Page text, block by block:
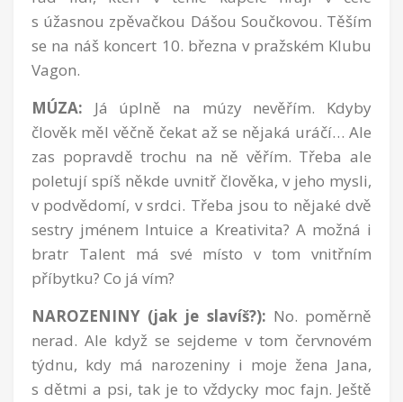
s úžasnou zpěvačkou Dášou Součkovou. Těším
se na náš koncert 10. března v pražském Klubu
Vagon.
MÚZA:
Já úplně na múzy nevěřím. Kdyby
člověk měl věčně čekat až se nějaká uráčí… Ale
zas popravdě trochu na ně věřím. Třeba ale
poletují spíš někde uvnitř člověka, v jeho mysli,
v podvědomí, v srdci. Třeba jsou to nějaké dvě
sestry jménem Intuice a Kreativita? A možná i
bratr Talent má své místo v tom vnitřním
příbytku? Co já vím?
NAROZENINY (jak je slavíš?): No. poměrně
nerad. Ale když se sejdeme v tom červnovém
týdnu, kdy má narozeniny i moje žena Jana,
s dětmi a psi, tak je to vždycky moc fajn. Ještě